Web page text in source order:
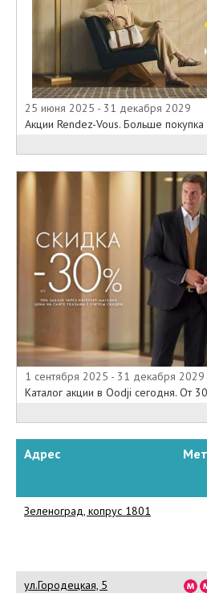
25 июня 2025 - 31 декабря 2029
Акции Rendez-Vous. Больше
1 сентября 2025 - 31 декабря 2029
Каталог акции в Oodji сегодня. От
Адрес
Зеленоград, копрус 1801
ул.Городецкая, 5